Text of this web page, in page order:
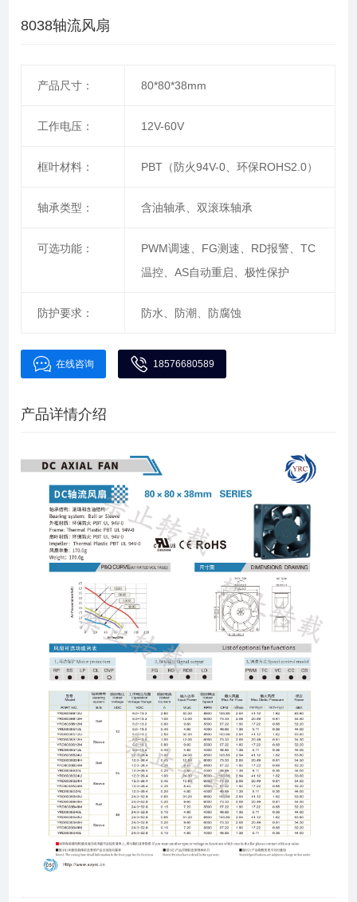
8038轴流风扇
产品尺寸： 80*80*38mm
工作电压： 12V-60V
框叶材料： PBT（防火94V-0、环保ROHS2.0）
轴承类型： 含油轴承、双滚珠轴承
可选功能：
PWM调速、FG测速、RD报警、TC
温控、AS自动重启、极性保护
防护要求： 防水、防潮、防腐蚀
在线咨询 18576680589
产品详情介绍